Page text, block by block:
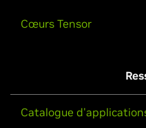
Cœurs Tensor
Catalogue